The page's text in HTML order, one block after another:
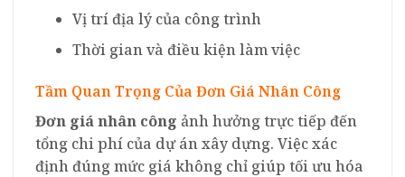
Vị trí địa lý của công trình
Thời gian và điều kiện làm việc
Tầm Quan Trọng Của Đơn Giá Nhân Công
Đơn giá nhân công ảnh hưởng trực tiếp đến
tổng chi phí của dự án xây dựng. Việc xác
định đúng mức giá không chỉ giúp tối ưu hóa